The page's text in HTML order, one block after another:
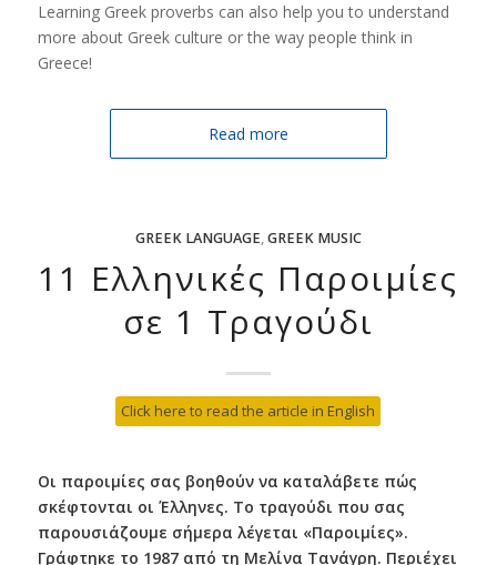
Learning Greek proverbs can also help you to understand
more about Greek culture or the way people think in
Greece!
Read more
GREEK LANGUAGE,GREEK MUSIC
11 Ελληνικές Παροιμίες
σε 1 Τραγούδι
Click here to read the article in English
Οι παροιμίες σας βοηθούν να καταλάβετε πώς
σκέφτονται οι Έλληνες. Το τραγούδι που σας
παρουσιάζουμε σήμερα λέγεται «Παροιμίες».
Γράφτηκε το 1987 από τη Μελίνα Τανάγρη. Περιέχει